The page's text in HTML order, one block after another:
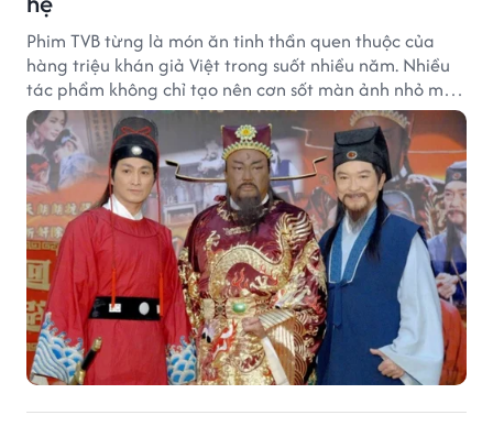
Phim TVB từng là món ăn tinh thần quen thuộc của
hàng triệu khán giả Việt trong suốt nhiều năm. Nhiều
tác phẩm không chỉ tạo nên cơn sốt màn ảnh nhỏ mà
còn trở thành ký ức khó quên của cả một thế hệ.